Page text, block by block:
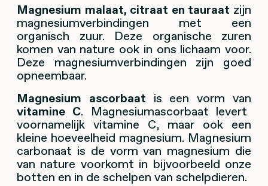
Magnesium malaat, citraat en tauraat zijn
magnesiumverbindingen met een
organisch zuur. Deze organische zuren
komen van nature ook in ons lichaam voor.
Deze magnesiumverbindingen zijn goed
opneembaar.
Magnesium ascorbaat is een vorm van
vitamine C. Magnesiumascorbaat levert
voornamelijk vitamine C, maar ook een
kleine hoeveelheid magnesium. Magnesium
carbonaat is de vorm van magnesium die
van nature voorkomt in bijvoorbeeld onze
botten en in de schelpen van schelpdieren.